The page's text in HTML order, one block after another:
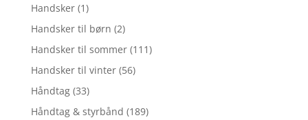
Handsker (1)
Handsker til børn (2)
Handsker til sommer (111)
Handsker til vinter (56)
Håndtag (33)
Håndtag & styrbånd (189)